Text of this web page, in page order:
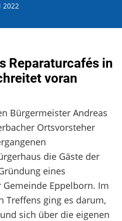
2022
Reparaturcafés in
voran
Bürgermeister Andreas
Ortsvorsteher
die Gäste der
eines
Eppelborn. Im
Treffens ging es darum,
sich über die eigenen